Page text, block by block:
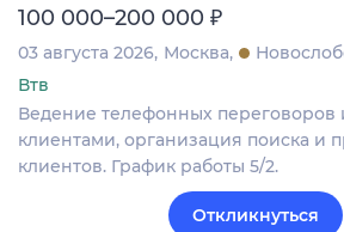
100 000–200 000 ₽
03 августа 2026 Москва
Втв
Ведение телефонных переговоров
клиентами, организация поиска и
клиентов. График работы 5/2.
Откликнуться